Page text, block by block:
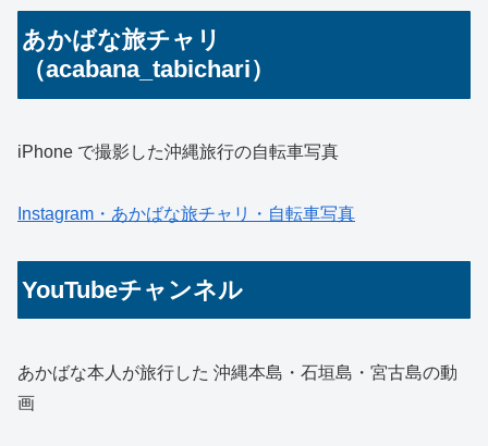
あかばな旅チャリ
（acabana_tabichari）
iPhone で撮影した沖縄旅行の自転車写真
Instagram・あかばな旅チャリ・自転車写真
YouTubeチャンネル
あかばな本人が旅行した 沖縄本島・石垣島・宮古島の動
画